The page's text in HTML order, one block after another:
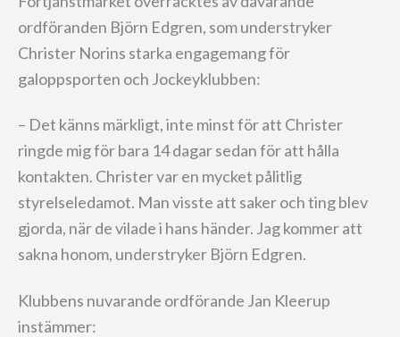
ordföranden Björn Edgren, som understryker
Christer Norins starka engagemang för
galoppsporten och Jockeyklubben:
– Det känns märkligt, inte minst för att Christer
ringde mig för bara 14 dagar sedan för att hålla
kontakten. Christer var en mycket pålitlig
styrelseledamot. Man visste att saker och ting blev
gjorda, när de vilade i hans händer. Jag kommer att
sakna honom, understryker Björn Edgren.
Klubbens nuvarande ordförande Jan Kleerup
instämmer: